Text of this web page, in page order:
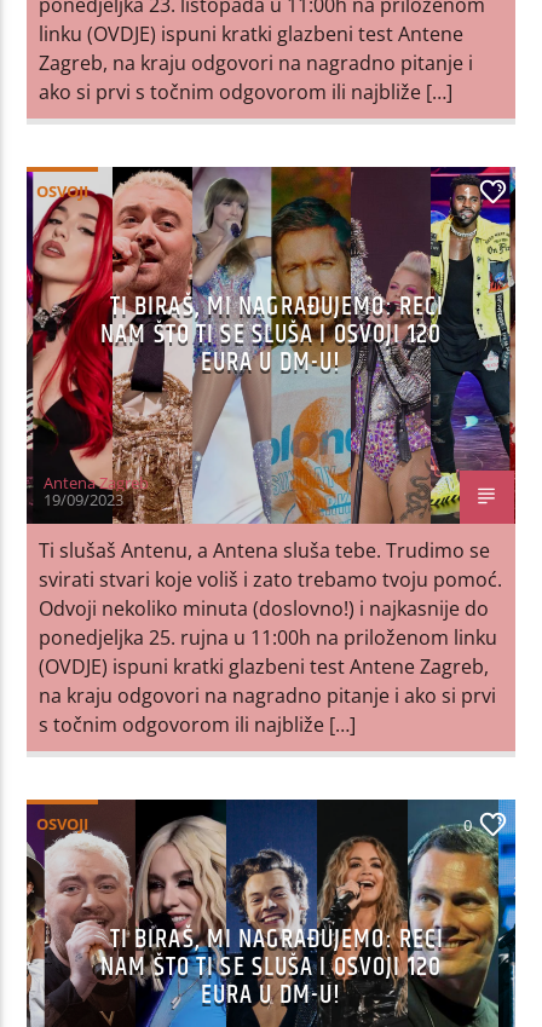
linku (OVDJE) ispuni kratki glazbeni test Antene
Zagreb, na kraju odgovori na nagradno pitanje i
ako si prvi s točnim odgovorom ili najbliže […]
OSVOJI 1
TI BIRAŠ, MI NAGRAĐUJEMO: RECI
NAM ŠTO TI SE SLUŠA I OSVOJI 120
EURA U DM-U!
Antena Zagreb
19/09/2023
Ti slušaš Antenu, a Antena sluša tebe. Trudimo se
svirati stvari koje voliš i zato trebamo tvoju pomoć.
Odvoji nekoliko minuta (doslovno!) i najkasnije do
ponedjeljka 25. rujna u 11:00h na priloženom linku
(OVDJE) ispuni kratki glazbeni test Antene Zagreb,
na kraju odgovori na nagradno pitanje i ako si prvi
s točnim odgovorom ili najbliže […]
OSVOJI 0
TI BIRAŠ, MI NAGRAĐUJEMO: RECI
NAM ŠTO TI SE SLUŠA I OSVOJI 120
EURA U DM-U!